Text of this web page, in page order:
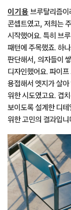
이기용 브루탈리즘
콘셉트였고, 저희는
시작했어요. 특히 브
패턴에 주목했죠. 하
판단해서, 의자들이
디자인했어요. 파이
용접해서 엣지가 살아
위한 시도였고요. 겹
보이도록 설계한 디
위한 고민의 결과입니